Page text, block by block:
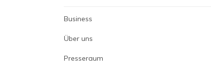
Business
Über uns
Presseraum